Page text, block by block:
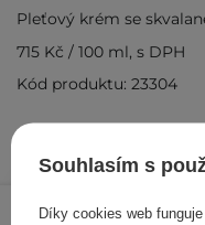
429 Kč
Pleťový krém se
715 Kč / 100 ml, s DPH
Kód produktu: 23304
Souhlasím s
Díky cookies web